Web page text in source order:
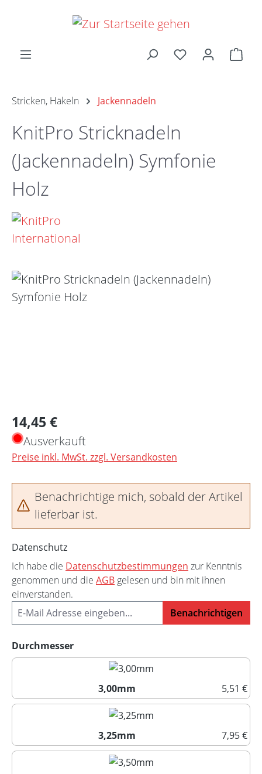
Zum Hauptinhalt springen
Stricken, Häkeln Jackennadeln
KnitPro Stricknadeln
(Jackennadeln) Symfonie
Holz
Bildergalerie überspringen
Regulärer Preis:
14,45 €
Ausverkauft
Preise inkl. MwSt. zzgl. Versandkosten
Benachrichtige mich, sobald der Artikel
lieferbar ist.
Datenschutz
Ich habe die Datenschutzbestimmungen zur Kenntnis
genommen und die AGB gelesen und bin mit ihnen
einverstanden.
Benachrichtigen
Durchmesserauswählen
3,00mm
5,51 €
3,00mm
3,25mm
7,95 €
3,25mm